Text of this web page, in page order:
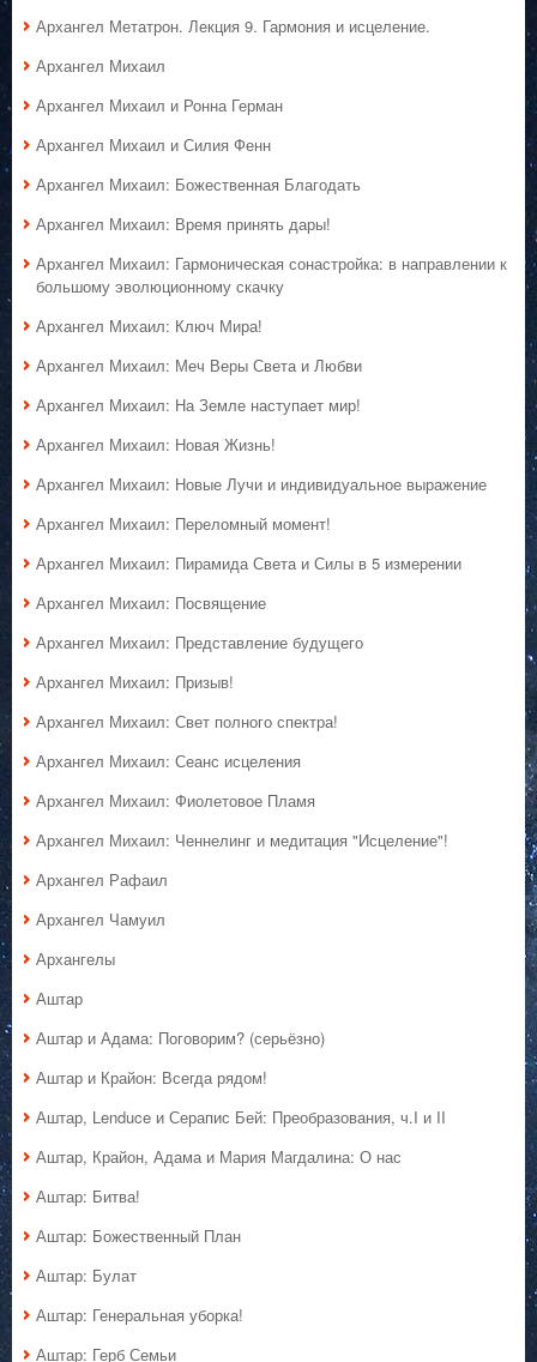
Архангел Метатрон. Лекция 9. Гармония и исцеление.
Архангел Михаил
Архангел Михаил и Ронна Герман
Архангел Михаил и Силия Фенн
Архангел Михаил: Божественная Благодать
Архангел Михаил: Время принять дары!
Архангел Михаил: Гармоническая сонастройка: в направлении к
большому эволюционному скачку
Архангел Михаил: Ключ Мира!
Архангел Михаил: Меч Веры Света и Любви
Архангел Михаил: На Земле наступает мир!
Архангел Михаил: Новая Жизнь!
Архангел Михаил: Новые Лучи и индивидуальное выражение
Архангел Михаил: Переломный момент!
Архангел Михаил: Пирамида Света и Силы в 5 измерении
Архангел Михаил: Посвящение
Архангел Михаил: Представление будущего
Архангел Михаил: Призыв!
Архангел Михаил: Свет полного спектра!
Архангел Михаил: Сеанс исцеления
Архангел Михаил: Фиолетовое Пламя
Архангел Михаил: Ченнелинг и медитация "Исцеление"!
Архангел Рафаил
Архангел Чамуил
Архангелы
Аштар
Аштар и Адама: Поговорим? (серьёзно)
Аштар и Крайон: Всегда рядом!
Аштар, Lenduce и Серапис Бей: Преобразования, ч.I и II
Аштар, Крайон, Адама и Мария Магдалина: О нас
Аштар: Битва!
Аштар: Божественный План
Аштар: Булат
Аштар: Генеральная уборка!
Аштар: Герб Семьи